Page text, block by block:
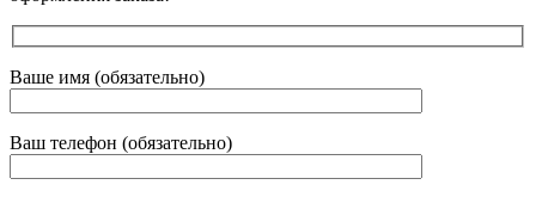
Ваше имя (обязательно)
Ваш телефон (обязательно)